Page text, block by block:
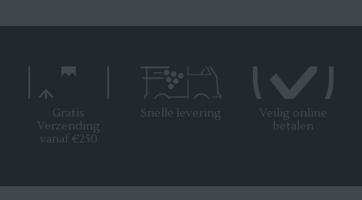
Gratis
Verzending
vanaf €250
Snelle levering
Veilig online
betalen